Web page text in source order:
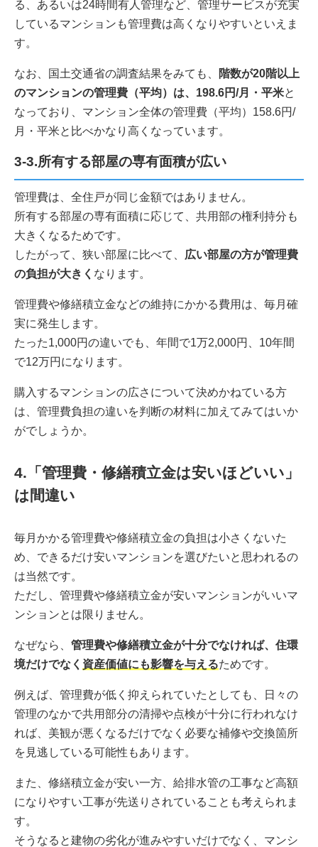
る、あるいは24時間有人管理など、管理サービスが充実
しているマンションも管理費は高くなりやすいといえま
す。
なお、国土交通省の調査結果をみても、
階数が20階以上
のマンションの管理費（平均）は、198.6円/月・平米と
なっており、マンション全体の管理費（平均）158.6円/
月・平米と比べかなり高くなっています。
3-3.所有する部屋の専有面積が広い
管理費は、全住戸が同じ金額ではありません。
所有する部屋の専有面積に応じて、共用部の権利持分も
大きくなるためです。
したがって、狭い部屋に比べて、 広い部屋の方が管理費
の負担が大きく なります。
管理費や修繕積立金などの維持にかかる費用は、毎月確
実に発生します。
たった1,000円の違いでも、年間で1万2,000円、10年間
で12万円になります。
購入するマンションの広さについて決めかねている方
は、管理費負担の違いを判断の材料に加えてみてはいか
がでしょうか。
4.「管理費・修繕積立金は安いほどいい」
は間違い
毎月かかる管理費や修繕積立金の負担は小さくないた
め、できるだけ安いマンションを選びたいと思われるの
は当然です。
ただし、管理費や修繕積立金が安いマンションがいいマ
ンションとは限りません。
なぜなら、 管理費や修繕積立金が十分でなければ、住環
境だけでなく 資産価値にも影響を与えるためです。
例えば、管理費が低く抑えられていたとしても、日々の
管理のなかで共用部分の清掃や点検が十分に行われなけ
れば、美観が悪くなるだけでなく必要な補修や交換箇所
を見逃している可能性もあります。
また、修繕積立金が安い一方、給排水管の工事など高額
になりやすい工事が先送りされていることも考えられま
す。
そうなると建物の劣化が進みやすいだけでなく、マンシ